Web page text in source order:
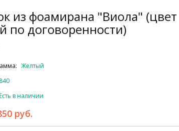
из фоамирана "Виола" (цвет
по договоренности)
Желтый
в наличии
руб.